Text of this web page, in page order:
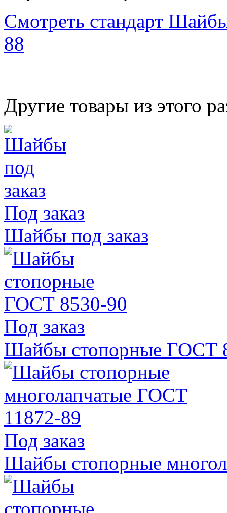
Смотреть стандарт
88
Другие товары из этого
Под заказ
Шайбы под заказ
Под заказ
Шайбы стопорные ГОСТ
Под заказ
Шайбы стопорные